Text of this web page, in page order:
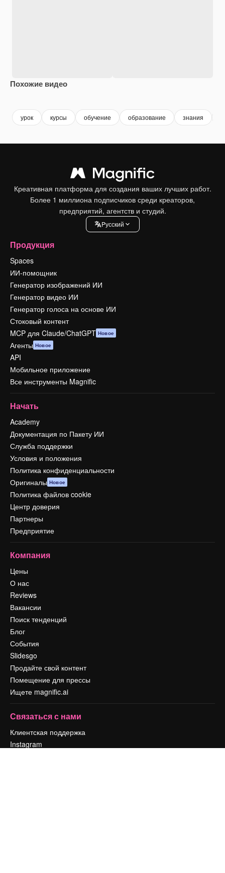
Похожие видео
урок курсы обучение образование знания
Креативная платформа для создания ваших лучших работ.
Более 1 миллиона подписчиков среди креаторов,
предприятий, агентств и студий.
Pусский
Продукция
Spaces
ИИ-помощник
Генератор изображений ИИ
Генератор видео ИИ
Генератор голоса на основе ИИ
Стоковый контент
MCP для Claude/ChatGPT Новое
Агенты Новое
API
Мобильное приложение
Все инструменты Magnific
Начать
Academy
Документация по Пакету ИИ
Служба поддержки
Условия и положения
Политика конфиденциальности
Оригиналы Новое
Политика файлов cookie
Центр доверия
Партнеры
Предприятие
Компания
Цены
О нас
Reviews
Вакансии
Поиск тенденций
Блог
События
Slidesgo
Продайте свой контент
Помещение для прессы
Ищете magnific.ai
Связаться с нами
Клиентская поддержка
Instagram